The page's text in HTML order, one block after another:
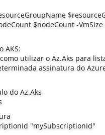
$nodeCount -VmSize
AKS:
utilizar o Az.Aks para
assinatura do
do Az.Aks
"mySubscriptionId"